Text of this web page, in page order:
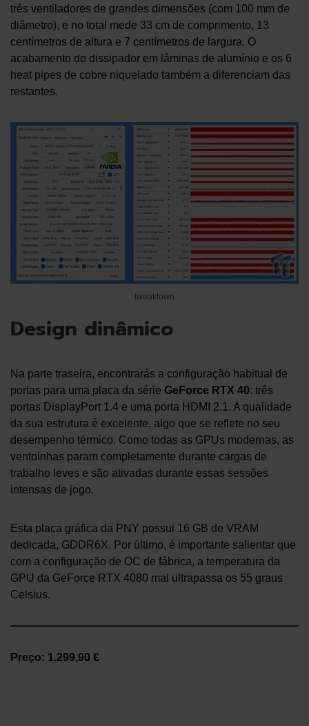
três ventiladores de grandes dimensões (com 100 mm de
diâmetro), e no total mede 33 cm de comprimento, 13
centímetros de altura e 7 centímetros de largura. O
acabamento do dissipador em lâminas de alumínio e os 6
heat pipes de cobre niquelado também a diferenciam das
restantes.
tweaktown
Design dinâmico
Na parte traseira, encontrarás a configuração habitual de
portas para uma placa da série GeForce RTX 40: três
portas DisplayPort 1.4 e uma porta HDMI 2.1. A qualidade
da sua estrutura é excelente, algo que se reflete no seu
desempenho térmico. Como todas as GPUs modernas, as
ventoinhas param completamente durante cargas de
trabalho leves e são ativadas durante essas sessões
intensas de jogo.
Esta placa gráfica da PNY possui 16 GB de VRAM
dedicada, GDDR6X. Por último, é importante salientar que
com a configuração de OC de fábrica, a temperatura da
GPU da GeForce RTX 4080 mal ultrapassa os 55 graus
Celsius.
Preço: 1.299,90 €